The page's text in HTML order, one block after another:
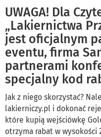
UWAGA! Dla
„Lakiernictwa
jest oficjalnym
eventu, firma
partnerami
specjalny kod
Jak z niego skorzystać?
lakierniczy.pl i dokonać
które kupią wejściówkę
otrzyma rabat w